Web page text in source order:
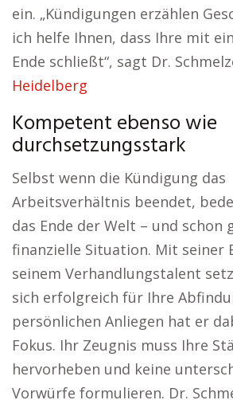
ein. „Kündigungen erzählen
ich helfe Ihnen, dass Ihre mit
Ende schließt“, sagt Dr.
Heidelberg
Kompetent ebenso wie
durchsetzungsstark
Selbst wenn die Kündigung das
Arbeitsverhältnis beendet,
das Ende der Welt – und
finanzielle Situation. Mit seiner
seinem Verhandlungstalent
sich erfolgreich für Ihre
persönlichen Anliegen hat er
Fokus. Ihr Zeugnis muss Ihre
hervorheben und keine
Vorwürfe formulieren. Dr.